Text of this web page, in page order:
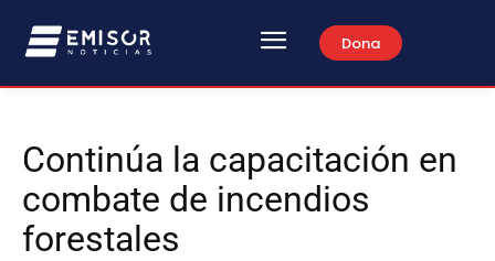
Dona
Continúa la capacitación en
combate de incendios
forestales